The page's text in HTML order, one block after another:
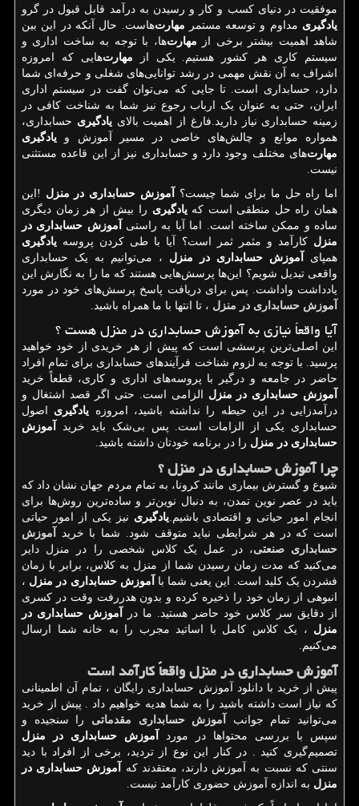
موفقیت در دنیای کسب و کار و رسیدن به درآمد قابل قبول در گرو
یادگیری مداوم و توسعه مستمر مهارت‌هاست. حال آنکه در این بین
شاهد اهمیت بیشتر برخی از مهارت‌ها، با توجه به ساخت اداری و
سیستم کاری هر کشور هستیم. یکی از مهارت‌هایی که امروزه
اشراف به آن نقش مهمی در رشد توانایی‌های شغلی و حرفه‌ای شما
دارد، حسابداری است. تا جایی که می‌توان گفت در سیستم اداری
ایران، حتی به عنوان یک ارباب رجوع نیز شما به شناخت کافی در
زمینه حسابداری نیاز دارید.فارغ از اهمیت بالاییادگیری حسابداری،
همواره موانع و چالش‌های خاصی در مسیر آموزش و یادگیری
مهارت‌های مختلف وجود دارد و حسابداری نیز از این قاعده مستثنی
نیست.
اما راه حل ما برای شما چیست؟
آموزش حسابداری در منزل !این
همان راه حل منطقی است کهیادگیری را بیش از هر زمان دیگری
ساده و ممکن ساخته است. اما آیا به راستی
آموزش حسابداری در
منزل کارآمد و مثمر ثمر است؟ آیا با طی کردن پروسه یادگیری
همپای
آموزش حسابداری در منزل ، می‌توانیم به یک حسابداری
واقعی تبدیل شویم؟ این‌ها پرسش‌هایی هستند که ما را به نگارش این
یادداشت واداشت. پس برای دریافت پاسخ پرسش‌های خود در مورد
آموزش حسابداری در منزل ، تا انتها با ما همراه باشید.
آیا واقعاً نیازی به آموزش حسابداری در منزل هست ؟
این اصلی‌ترین پرسشی است که پیش از هر خریدی از خود خواهید
پرسید. با توجه به لزوم شناخت فرآیند‌های حسابداری برای تمام افراد
حاضر در جامعه و درگیر با پروسه‌های اداری و کاری، قطعاً خرید
آموزش حسابداری در منزل الزامی است. حتی اگر قصد اشتغال و
درآمدزایی در این حیطه را نداشته باشید، امروزه یادگیری اصول
حسابداری یکی از الزامات است. پس بی‌شک باید خرید
آموزش
حسابداری در منزل را در برنامه خودتان داشته باشید.
چرا آموزش حسابداری در منزل ؟
شیوع و گسترش بیماری مانند کرونا، به تمام مردم جهان نشان داد که
باید در عصر نوین تمدن، به دنبال نوین‌تر و ساده‌ترین روش‌ها برای
انجام امور حیاتی و اقتصادی باشیم.یادگیری نیز یکی از امور حیاتی
است که در هر شرایطی نباید متوقف شود. شما با خرید
آموزش
حسابداری صنعتی، در عمل یک کلاس شخصی را در منزل دایر
می‌کنید که مدت زمان رسیدن شما از منزل به کلاس، برابر با زمان
فشردن یک کلید است. این یعنی شما با
آموزش حسابداری در منزل ،
انبوهی از زمان خود را ذخیره کرده و بدون هدررفت وقت در کسری
از دقایق سر کلاس خود حاضر هستید. ما در
آموزش حسابداری در
منزل ، یک کلاس کامل با اساتید مجرب را به خانه شما ارسال
می‌کنیم.
آموزش حسابداری در منزل واقعاً کارآمد است
پیش از خرید با دانلود آموزش حسابداری رایگان ، تمام آن اطمینانی
که نیاز است داشته باشید را به شما هدیه خواهیم داد . پیش از خرید
می‌توانید تمام جوانب
آموزش حسابداری مقدماتی را سنجیده و
سپس با بررسی محتواها در مورد
آموزش حسابداری در منزل
تصمیم‌گیری کنید . در کنار این نوع از تردید، برخی از افراد با دید
سنتی که نسبت به آموزش دارند، معتقدند که
آموزش حسابداری در
منزل به اندازه آموزش حضوری کارآمد نیست.